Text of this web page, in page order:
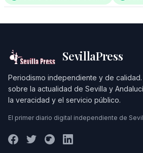
SevillaPress
Periodismo independiente y de
sobre la actualidad de Sevilla y
la veracidad y el servicio público.
El primer diario digital independiente de